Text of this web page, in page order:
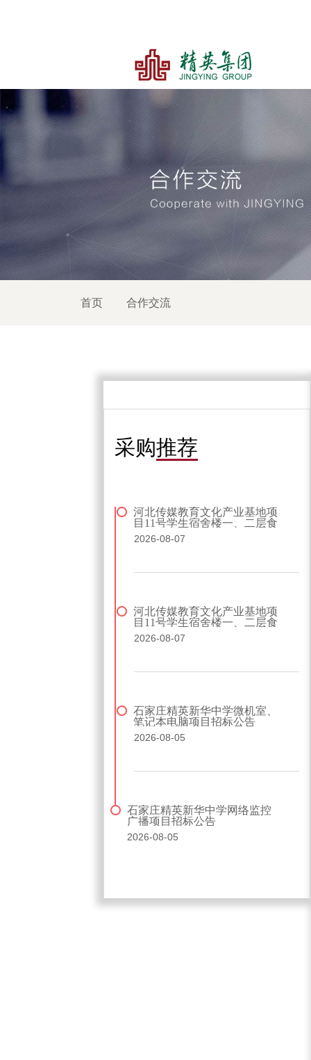
首页 合作交流
采购推荐
河北传媒教育文化产业基地项
目11号学生宿舍楼一、二层食
堂桌椅招标公告
2026-08-07
河北传媒教育文化产业基地项
目11号学生宿舍楼一、二层食
堂厨房设备招标公告
2026-08-07
石家庄精英新华中学微机室、
笔记本电脑项目招标公告
2026-08-05
石家庄精英新华中学网络监控
广播项目招标公告
2026-08-05